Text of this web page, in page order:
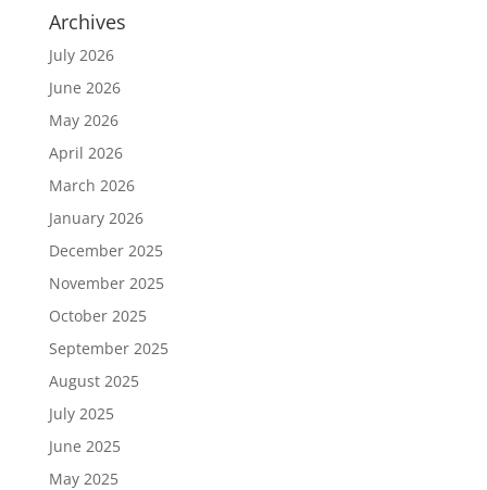
Archives
July 2026
June 2026
May 2026
April 2026
March 2026
January 2026
December 2025
November 2025
October 2025
September 2025
August 2025
July 2025
June 2025
May 2025